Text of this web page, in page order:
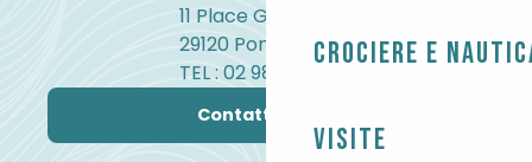
Crociere e
Visite
11 Place Gambetta
29120 Pont-l'Abbé
TEL : 02 98 82 37 99
Contattateci